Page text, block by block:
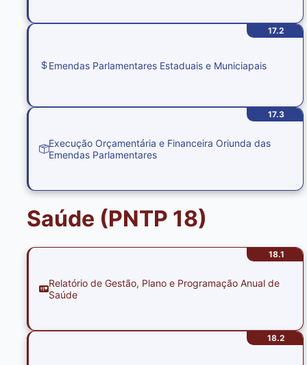
17.2
Emendas Parlamentares Estaduais e Municiapais
17.3
Execução Orçamentária e Financeira Oriunda das
Emendas Parlamentares
Saúde (PNTP 18)
18.1
Relatório de Gestão, Plano e Programação Anual de
Saúde
18.2